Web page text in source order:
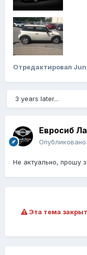
Отредактировал
3 years later...
Евросиб
Опубликовано
Не актуально, прошу
Эта тема